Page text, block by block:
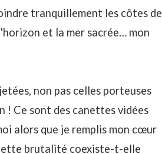
tranquillement les côtes de
et la mer sacrée… mon
non pas celles porteuses
! Ce sont des canettes vidées
alors que je remplis mon cœur
brutalité coexiste-t-elle